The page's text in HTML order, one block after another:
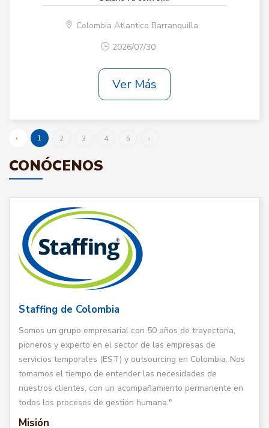
Colombia Atlantico Barranquilla
2026/07/30
Ver Más
‹ 1 2 3 4 5 ›
CONÓCENOS
Staffing de Colombia
Somos un grupo empresarial con 50 años de trayectoria,
pioneros y experto en el sector de las empresas de
servicios temporales (EST) y outsourcing en Colombia. Nos
tomamos el tiempo de entender las necesidades de
nuestros clientes, con un acompañamiento permanente en
todos los procesos de gestión humana."
Misión